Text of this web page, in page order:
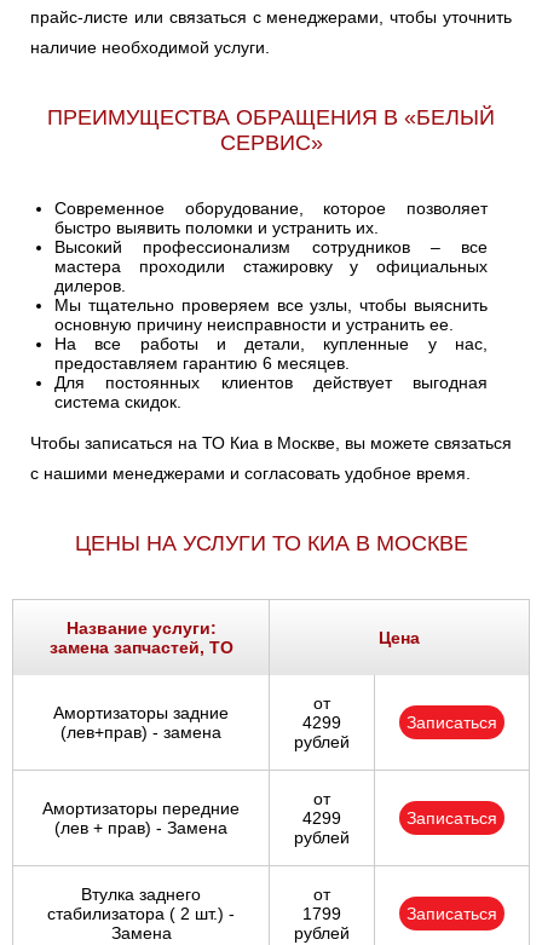
прайс-листе или связаться с менеджерами, чтобы уточнить
наличие необходимой услуги.
ПРЕИМУЩЕСТВА ОБРАЩЕНИЯ В «БЕЛЫЙ
СЕРВИС»
Современное оборудование, которое позволяет
быстро выявить поломки и устранить их.
Высокий профессионализм сотрудников – все
мастера проходили стажировку у официальных
дилеров.
Мы тщательно проверяем все узлы, чтобы выяснить
основную причину неисправности и устранить ее.
На все работы и детали, купленные у нас,
предоставляем гарантию 6 месяцев.
Для постоянных клиентов действует выгодная
система скидок.
Чтобы записаться на ТО Киа в Москве, вы можете связаться
с нашими менеджерами и согласовать удобное время.
ЦЕНЫ НА УСЛУГИ ТО КИА В МОСКВЕ
Название услуги:
замена запчастей, ТО
Цена
Амортизаторы задние
(лев+прав) - замена
от
4299
рублей
Записаться
Амортизаторы передние
(лев + прав) - Замена
от
4299
рублей
Записаться
Втулка заднего
стабилизатора ( 2 шт.) -
Замена
от
1799
рублей
Записаться